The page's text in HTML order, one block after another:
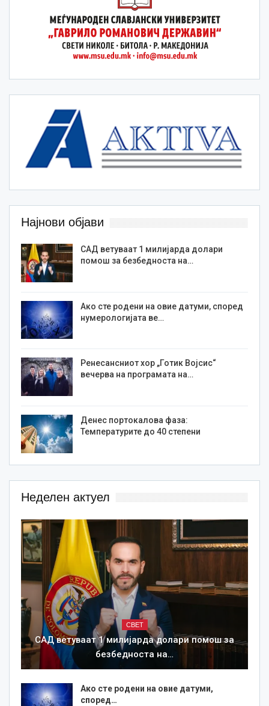
Најнови објави
САД ветуваат 1 милијарда долари
помош за безбедноста на…
Ако сте родени на овие датуми, според
нумерологијата ве…
Ренесансниот хор „Готик Војсис“
вечерва на програмата на…
Денес портокалова фаза:
Температурите до 40 степени
Неделен актуел
СВЕТ
САД ветуваат 1 милијарда долари помош за
безбедноста на…
Ако сте родени на овие датуми,
според…